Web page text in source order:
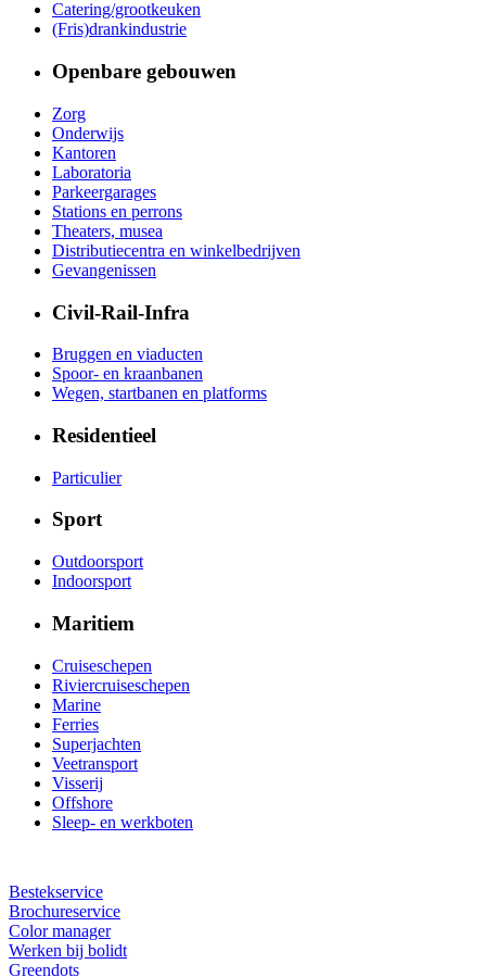
Catering/grootkeuken
(Fris)drankindustrie
Openbare gebouwen
Zorg
Onderwijs
Kantoren
Laboratoria
Parkeergarages
Stations en perrons
Theaters, musea
Distributiecentra en winkelbedrijven
Gevangenissen
Civil-Rail-Infra
Bruggen en viaducten
Spoor- en kraanbanen
Wegen, startbanen en platforms
Residentieel
Particulier
Sport
Outdoorsport
Indoorsport
Maritiem
Cruiseschepen
Riviercruiseschepen
Marine
Ferries
Superjachten
Veetransport
Visserij
Offshore
Sleep- en werkboten
Bestekservice
Brochureservice
Color manager
Werken bij bolidt
Greendots